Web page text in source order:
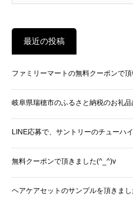
最近の投稿
ファミリーマートの無料クーポンで
岐阜県瑞穂市のふるさと納税のお礼品
LINE応募で、サントリーのチューハ
無料クーポンで頂きました(^_^)v
ヘアケアセットのサンプルを頂きま